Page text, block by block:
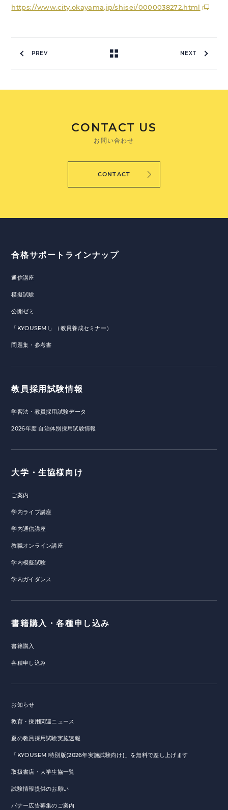
https://www.city.okayama.jp/shisei/0000038272.html
PREV NEXT
CONTACT US
お問い合わせ
CONTACT
合格サポートラインナップ
通信講座
模擬試験
公開ゼミ
「KYOUSEMI」（教員養成セミナー）
問題集・参考書
教員採用試験情報
学習法・教員採用試験データ
2026年度 自治体別採用試験情報
大学・生協様向け
ご案内
学内ライブ講座
学内通信講座
教職オンライン講座
学内模擬試験
学内ガイダンス
書籍購入・各種申し込み
書籍購入
各種申し込み
お知らせ
教育・採用関連ニュース
夏の教員採用試験実施速報
「KYOUSEMI特別版(2026年実施試験向け)」を無料で差し上げます
取扱書店・大学生協一覧
試験情報提供のお願い
バナー広告募集のご案内